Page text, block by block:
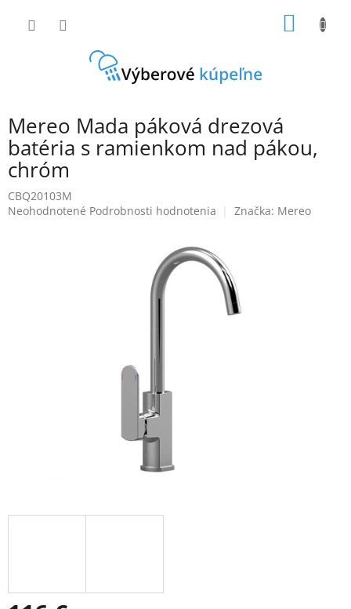
Mereo Mada páková drezová
batéria s ramienkom nad pákou,
chróm
CBQ20103M
Priemerné
Neohodnotené Podrobnosti hodnotenia Značka: Mereo